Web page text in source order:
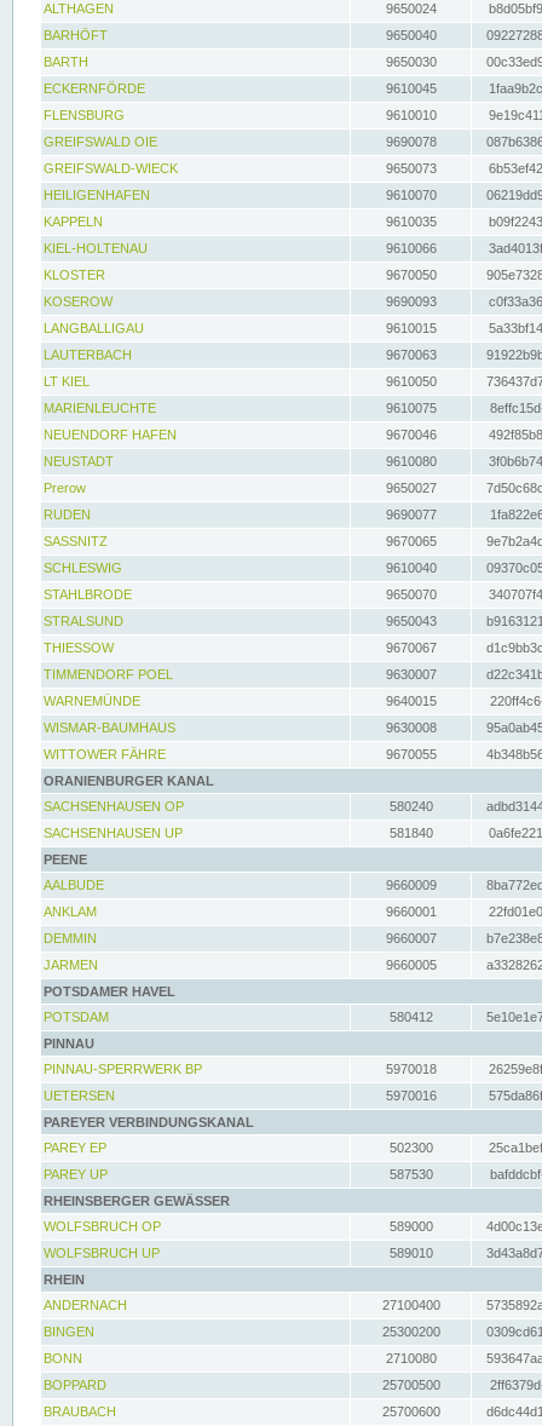
ALTHAGEN
9650024
BARHÖFT
9650040
BARTH
9650030
ECKERNFÖRDE
9610045
FLENSBURG
9610010
GREIFSWALD OIE
9690078
GREIFSWALD-WIECK
9650073
HEILIGENHAFEN
9610070
KAPPELN
9610035
KIEL-HOLTENAU
9610066
KLOSTER
9670050
KOSEROW
9690093
LANGBALLIGAU
9610015
LAUTERBACH
9670063
LT KIEL
9610050
MARIENLEUCHTE
9610075
NEUENDORF HAFEN
9670046
NEUSTADT
9610080
Prerow
9650027
RUDEN
9690077
SASSNITZ
9670065
SCHLESWIG
9610040
STAHLBRODE
9650070
STRALSUND
9650043
THIESSOW
9670067
TIMMENDORF POEL
9630007
WARNEMÜNDE
9640015
WISMAR-BAUMHAUS
9630008
WITTOWER FÄHRE
9670055
ORANIENBURGER KANAL
SACHSENHAUSEN OP
580240
SACHSENHAUSEN UP
581840
PEENE
AALBUDE
9660009
ANKLAM
9660001
DEMMIN
9660007
JARMEN
9660005
POTSDAMER HAVEL
POTSDAM
580412
PINNAU
PINNAU-SPERRWERK BP
5970018
UETERSEN
5970016
PAREYER VERBINDUNGSKANAL
PAREY EP
502300
PAREY UP
587530
RHEINSBERGER GEWÄSSER
WOLFSBRUCH OP
589000
WOLFSBRUCH UP
589010
RHEIN
ANDERNACH
27100400
BINGEN
25300200
BONN
2710080
BOPPARD
25700500
BRAUBACH
25700600